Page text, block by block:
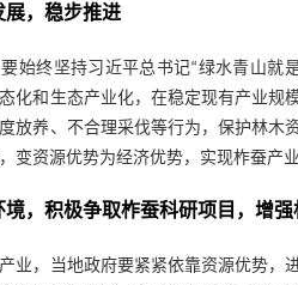
展，稳步推进
始终坚持习近平总书记“绿水青山就
化和生态产业化，在稳定现有产业
放养、不合理采伐等行为，保护林木
变资源优势为经济优势，实现柞蚕产
境，积极争取柞蚕科研项目，增
业，当地政府要紧紧依靠资源优势，